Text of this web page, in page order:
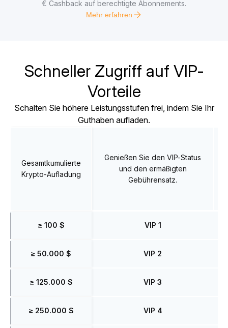
€ Cashback auf berechtigte Abonnements.
Mehr erfahren
Schneller Zugriff auf VIP-
Vorteile
Schalten Sie höhere Leistungsstufen frei, indem Sie Ihr
Guthaben aufladen.
Gesamtkumulierte
Krypto-Aufladung
Genießen Sie den VIP-Status
und den ermäßigten
Gebührensatz.
≥ 100 $ VIP 1
≥ 50.000 $ VIP 2
≥ 125.000 $ VIP 3
≥ 250.000 $ VIP 4